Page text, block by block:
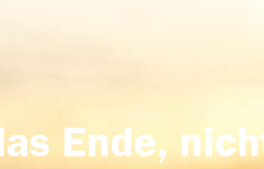
Ende,